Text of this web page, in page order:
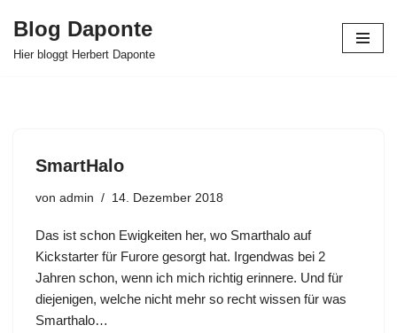
Zum
Blog Daponte
Hier bloggt Herbert Daponte
SmartHalo
von admin 14. Dezember 2018
Das ist schon Ewigkeiten her, wo Smarthalo auf
Kickstarter für Furore gesorgt hat. Irgendwas bei 2
Jahren schon, wenn ich mich richtig erinnere. Und für
diejenigen, welche nicht mehr so recht wissen für was
Smarthalo…